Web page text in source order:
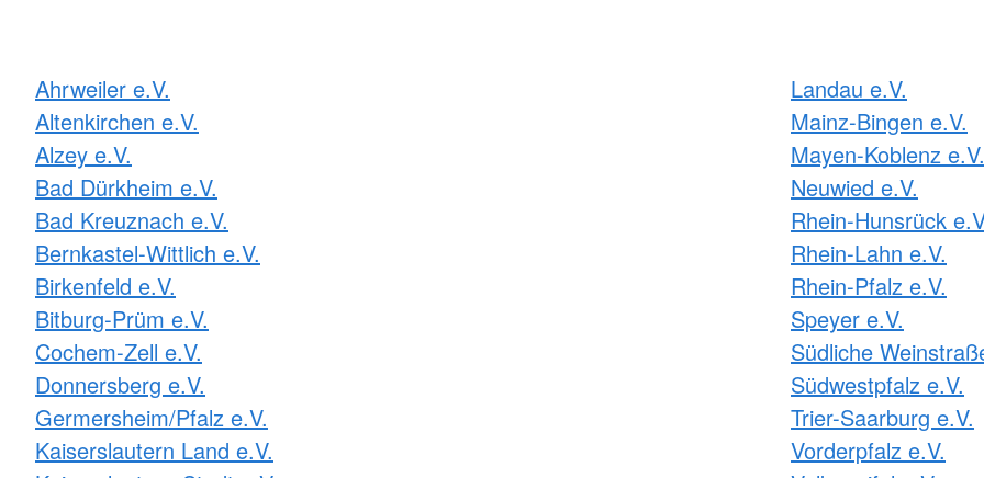
Ahrweiler e.V.
Altenkirchen e.V.
Alzey e.V.
Bad Dürkheim e.V.
Bad Kreuznach e.V.
Bernkastel-Wittlich e.V.
Birkenfeld e.V.
Bitburg-Prüm e.V.
Cochem-Zell e.V.
Donnersberg e.V.
Germersheim/Pfalz e.V.
Kaiserslautern Land e.V.
Landau e.V.
Mainz-Bingen e.V.
Mayen-Koblenz e.V.
Neuwied e.V.
Rhein-Hunsrück
Rhein-Lahn e.V.
Rhein-Pfalz e.V.
Speyer e.V.
Südliche
Südwestpfalz e.V.
Trier-Saarburg e.V.
Vorderpfalz e.V.